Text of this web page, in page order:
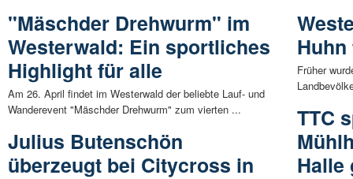
"Mäschder Drehwurm" im
Westerwald: Ein sportliches
Highlight für alle
Am 26. April findet im Westerwald der beliebte Lauf- und
Wanderevent "Mäschder Drehwurm" zum vierten ...
Julius Butenschön
überzeugt bei Citycross in
Früher
TTC
Halle